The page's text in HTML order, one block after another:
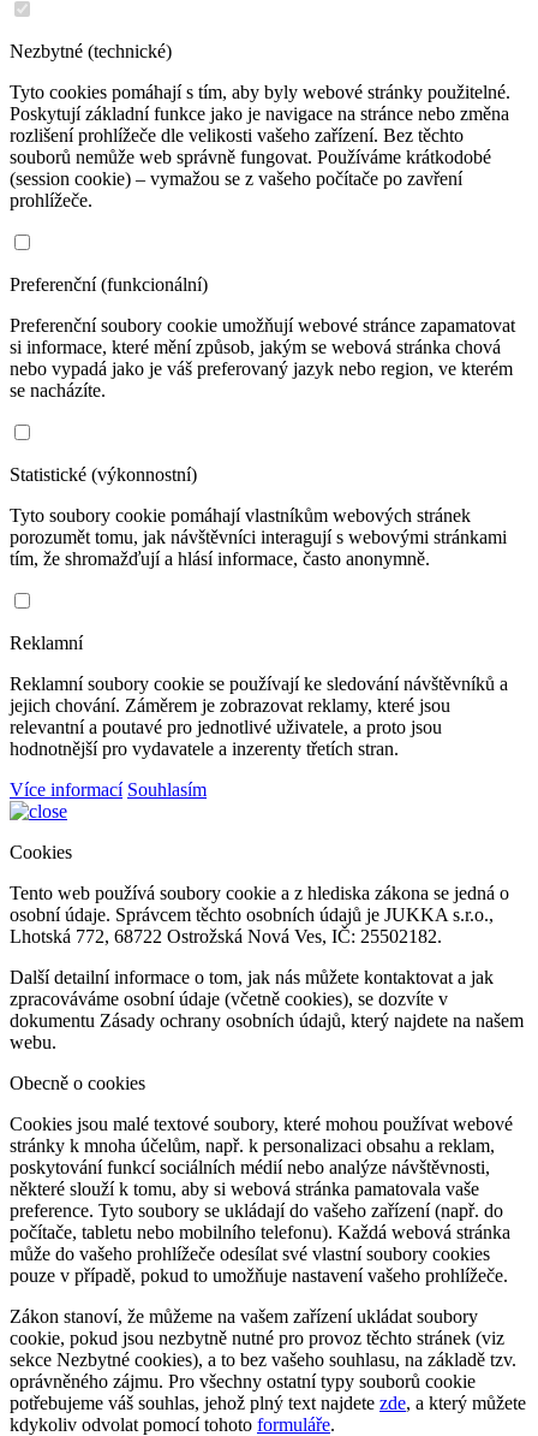
Nezbytné (technické)
Tyto cookies pomáhají s tím, aby byly webové stránky použitelné.
Poskytují základní funkce jako je navigace na stránce nebo změna
rozlišení prohlížeče dle velikosti vašeho zařízení. Bez těchto
souborů nemůže web správně fungovat. Používáme krátkodobé
(session cookie) – vymažou se z vašeho počítače po zavření
prohlížeče.
Preferenční (funkcionální)
Preferenční soubory cookie umožňují webové stránce zapamatovat
si informace, které mění způsob, jakým se webová stránka chová
nebo vypadá jako je váš preferovaný jazyk nebo region, ve kterém
se nacházíte.
Statistické (výkonnostní)
Tyto soubory cookie pomáhají vlastníkům webových stránek
porozumět tomu, jak návštěvníci interagují s webovými stránkami
tím, že shromažďují a hlásí informace, často anonymně.
Reklamní
Reklamní soubory cookie se používají ke sledování návštěvníků a
jejich chování. Záměrem je zobrazovat reklamy, které jsou
relevantní a poutavé pro jednotlivé uživatele, a proto jsou
hodnotnější pro vydavatele a inzerenty třetích stran.
Více informací Souhlasím
Cookies
Tento web používá soubory cookie a z hlediska zákona se jedná o
osobní údaje. Správcem těchto osobních údajů je JUKKA s.r.o.,
Lhotská 772, 68722 Ostrožská Nová Ves, IČ: 25502182.
Další detailní informace o tom, jak nás můžete kontaktovat a jak
zpracováváme osobní údaje (včetně cookies), se dozvíte v
dokumentu Zásady ochrany osobních údajů, který najdete na našem
webu.
Obecně o cookies
Cookies jsou malé textové soubory, které mohou používat webové
stránky k mnoha účelům, např. k personalizaci obsahu a reklam,
poskytování funkcí sociálních médií nebo analýze návštěvnosti,
některé slouží k tomu, aby si webová stránka pamatovala vaše
preference. Tyto soubory se ukládají do vašeho zařízení (např. do
počítače, tabletu nebo mobilního telefonu). Každá webová stránka
může do vašeho prohlížeče odesílat své vlastní soubory cookies
pouze v případě, pokud to umožňuje nastavení vašeho prohlížeče.
Zákon stanoví, že můžeme na vašem zařízení ukládat soubory
cookie, pokud jsou nezbytně nutné pro provoz těchto stránek (viz
sekce Nezbytné cookies), a to bez vašeho souhlasu, na základě tzv.
oprávněného zájmu. Pro všechny ostatní typy souborů cookie
potřebujeme váš souhlas, jehož plný text najdete zde, a který můžete
kdykoliv odvolat pomocí tohoto formuláře.